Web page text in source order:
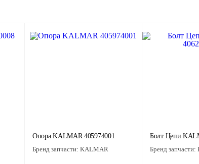
Опора KALMAR 405974001
Бренд запчасти: KALMAR
Болт Цепи
Бренд запчасти: